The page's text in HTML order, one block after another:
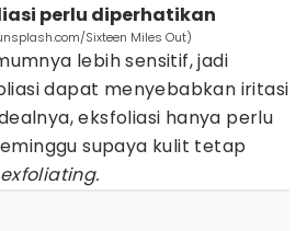
perlu diperhatikan
Sixteen Miles Out)
lebih sensitif, jadi
dapat menyebabkan iritasi
eksfoliasi hanya perlu
supaya kulit tetap